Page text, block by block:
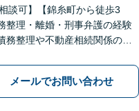
相談可】【錦糸町から徒歩3
整理・離婚・刑事弁護の経験
務整理や不動産相続関係の著
い【LINEで連絡可】【夜間・
可】【完全個室】【法テラス
メールでお問い合わせ